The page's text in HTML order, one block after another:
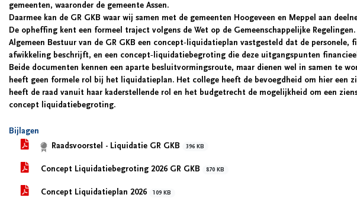
gemeenten, waaronder de gemeente Assen.
Daarmee kan de GR GKB waar wij samen met de gemeenten Hoogeveen en Meppel aan
De opheffing kent een formeel traject volgens de Wet op de Gemeenschappelijke
Algemeen Bestuur van de GR GKB een concept‑liquidatieplan vastgesteld dat de personele,
afwikkeling beschrijft, en een concept‑liquidatiebegroting die deze uitgangspunten
Beide documenten kennen een aparte besluitvormingsroute, maar dienen wel in samen te
heeft geen formele rol bij het liquidatieplan. Het college heeft de bevoegdheid om hier een
heeft de raad vanuit haar kaderstellende rol en het budgetrecht de mogelijkheid om een
concept liquidatiebegroting.
Bijlagen
Raadsvoorstel - Liquidatie GR GKB
396 KB
Concept Liquidatiebegroting 2026 GR GKB 870 KB
Concept Liquidatieplan 2026 109 KB